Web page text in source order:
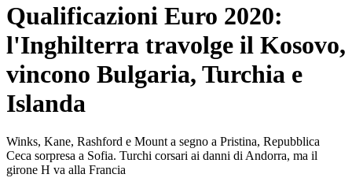
Qualificazioni Euro 2020:
l'Inghilterra travolge il Kosovo,
vincono Bulgaria, Turchia e
Islanda
Winks, Kane, Rashford e Mount a segno a Pristina, Repubblica
Ceca sorpresa a Sofia. Turchi corsari ai danni di Andorra, ma il
girone H va alla Francia